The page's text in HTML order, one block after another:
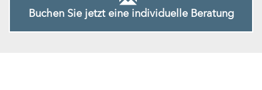
Buchen Sie jetzt eine individuelle Beratung